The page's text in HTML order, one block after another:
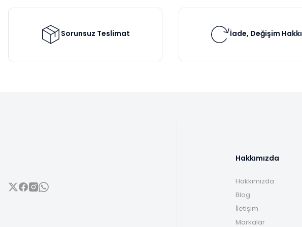
Bu ürüne benzer farklı alternatifler olmalı.
Sorunsuz Teslimat İade, Değişim Hakkı
Hakkımızda
Hakkımızda
Blog
İletişim
Markalar